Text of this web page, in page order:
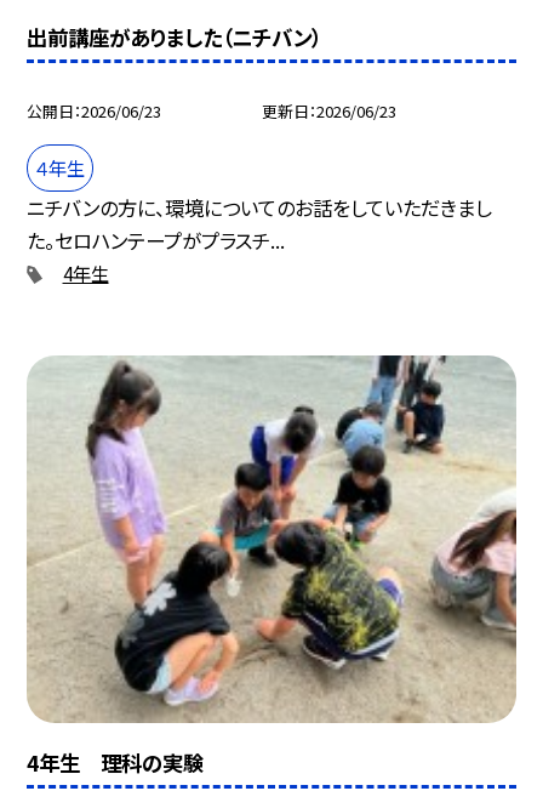
出前講座がありました（ニチバン）
公開日 2026/06/23 更新日 2026/06/23
４年生
ニチバンの方に、環境についてのお話をしていただきまし
た。セロハンテープがプラスチ...
4年生
4年生 理科の実験